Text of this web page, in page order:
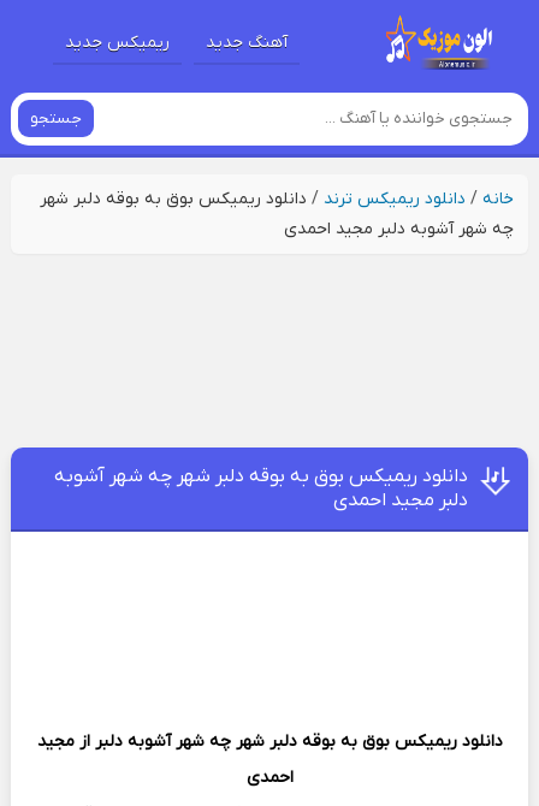
آهنگ جدید ریمیکس جدید
جستجو
خانه/ دانلود ریمیکس ترند / دانلود ریمیکس بوق به بوقه دلبر شهر
چه شهر آشوبه دلبر مجید احمدی
دانلود ریمیکس بوق به بوقه دلبر شهر چه شهر آشوبه
دلبر مجید احمدی
دانلود ریمیکس بوق به بوقه دلبر شهر چه شهر آشوبه دلبر ازمجید
احمدی